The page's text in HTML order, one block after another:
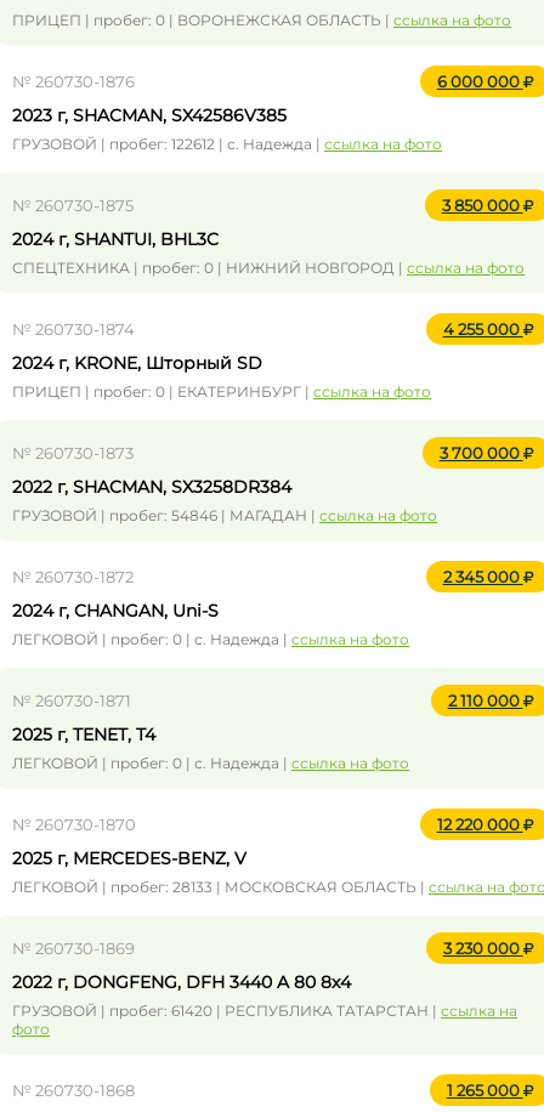
ПРИЦЕП | пробег: 0 | ВОРОНЕЖСКАЯ ОБЛАСТЬ | ссылка на фото
№ 260730-1876 6 000 000
2023 г, SHACMAN, SX42586V385
ГРУЗОВОЙ | пробег: 122612 | с. Надежда | ссылка на фото
№ 260730-1875 3 850 000
2024 г, SHANTUI, BHL3C
СПЕЦТЕХНИКА | пробег: 0 | НИЖНИЙ НОВГОРОД | ссылка на фото
№ 260730-1874 4 255 000
2024 г, KRONE, Шторный SD
ПРИЦЕП | пробег: 0 | ЕКАТЕРИНБУРГ | ссылка на фото
№ 260730-1873 3 700 000
2022 г, SHACMAN, SX3258DR384
ГРУЗОВОЙ | пробег: 54846 | МАГАДАН | ссылка на фото
№ 260730-1872 2 345 000
2024 г, CHANGAN, Uni-S
ЛЕГКОВОЙ | пробег: 0 | с. Надежда | ссылка на фото
№ 260730-1871 2 110 000
2025 г, TENET, T4
ЛЕГКОВОЙ | пробег: 0 | с. Надежда | ссылка на фото
№ 260730-1870 12 220 000
2025 г, MERCEDES-BENZ, V
ЛЕГКОВОЙ | пробег: 28133 | МОСКОВСКАЯ ОБЛАСТЬ | ссылка на
№ 260730-1869 3 230 000
2022 г, DONGFENG, DFH 3440 A 80 8x4
ГРУЗОВОЙ | пробег: 61420 | РЕСПУБЛИКА ТАТАРСТАН | ссылка на
фото
№ 260730-1868 1 265 000